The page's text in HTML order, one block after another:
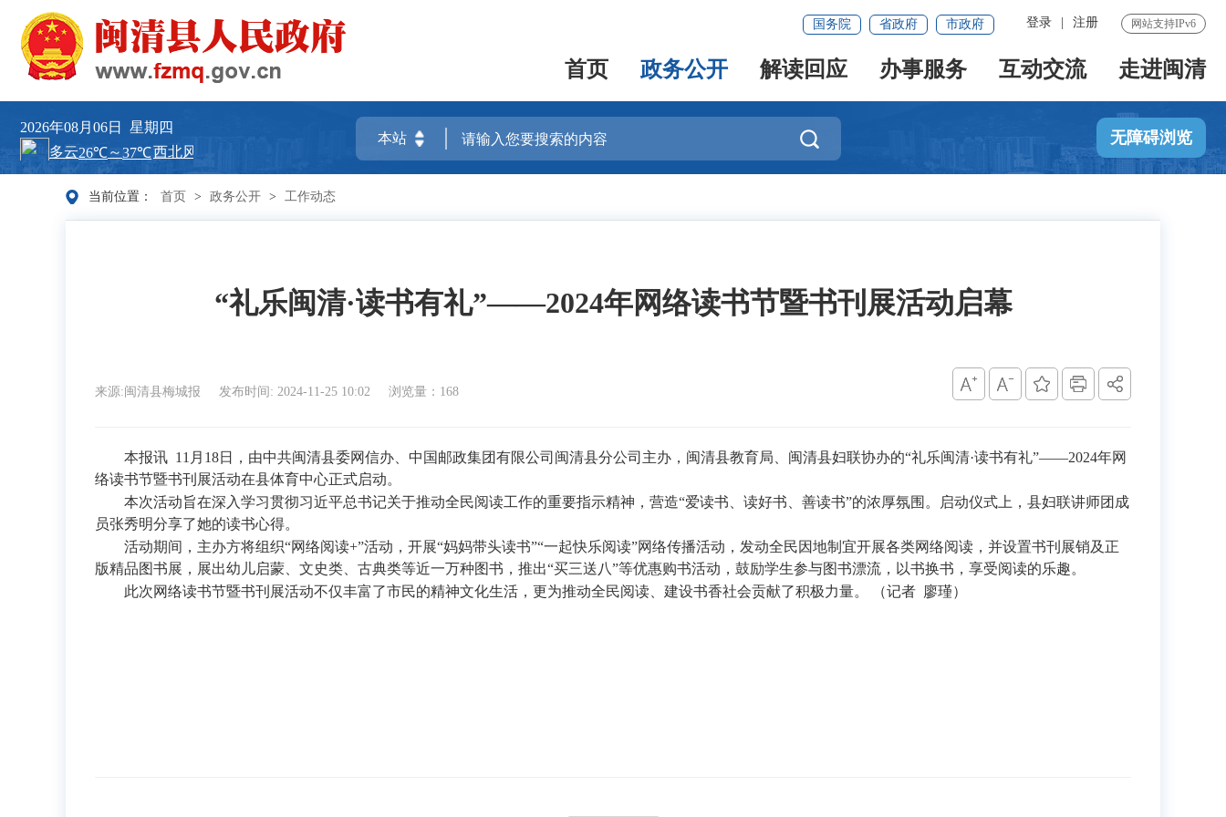
网站支持IPv6
登录 注册
国务院 省政府 市政府
首页 政务公开 解读回应 办事服务 互动交流 走进闽清
2026年08月06日 星期四
 无障碍浏览
当前位置： 首页 > 政务公开 > 工作动态
“礼乐闽清·读书有礼”——2024年网络读书节暨书刊展活动启幕
来源:闽清县梅城报 发布时间: 2024-11-25 10:02 浏览量：168
本报讯 11月18日，由中共闽清县委网信办、中国邮政集团有限公司闽清县分公司主办，闽清县教育局、闽清县妇联协办的“礼乐闽清·读书有礼”——2024年网
络读书节暨书刊展活动在县体育中心正式启动。
本次活动旨在深入学习贯彻习近平总书记关于推动全民阅读工作的重要指示精神，营造“爱读书、读好书、善读书”的浓厚氛围。启动仪式上，县妇联讲师团成
员张秀明分享了她的读书心得。
活动期间，主办方将组织“网络阅读+”活动，开展“妈妈带头读书”“一起快乐阅读”网络传播活动，发动全民因地制宜开展各类网络阅读，并设置书刊展销及正
版精品图书展，展出幼儿启蒙、文史类、古典类等近一万种图书，推出“买三送八”等优惠购书活动，鼓励学生参与图书漂流，以书换书，享受阅读的乐趣。
此次网络读书节暨书刊展活动不仅丰富了市民的精神文化生活，更为推动全民阅读、建设书香社会贡献了积极力量。 （记者 廖瑾）